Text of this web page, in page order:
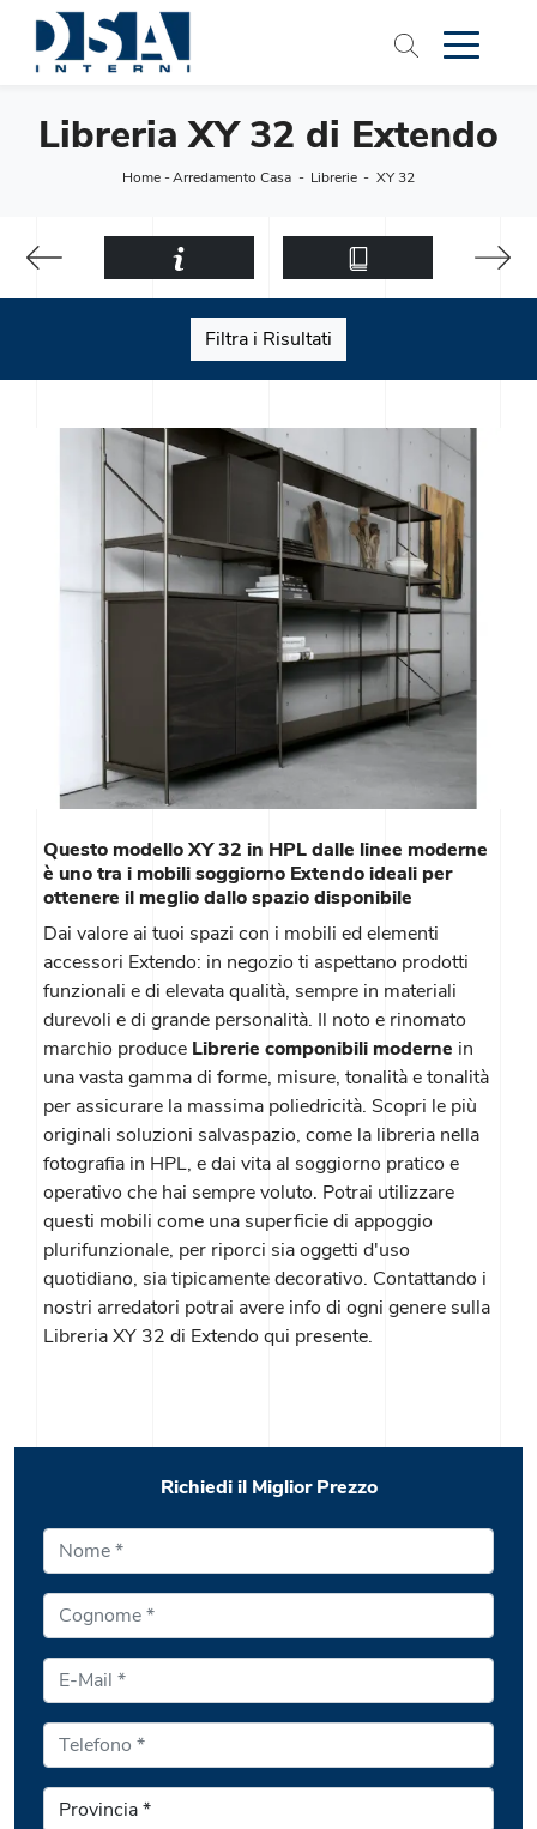
Libreria XY 32 di Extendo
Home-Arredamento Casa - Librerie - XY 32
Filtra i Risultati
Questo modello XY 32 in HPL dalle linee moderne
è uno tra i mobili soggiorno Extendo ideali per
ottenere il meglio dallo spazio disponibile
Dai valore ai tuoi spazi con i mobili ed elementi
accessori Extendo: in negozio ti aspettano prodotti
funzionali e di elevata qualità, sempre in materiali
durevoli e di grande personalità. Il noto e rinomato
marchio produce Librerie componibili moderne in
una vasta gamma di forme, misure, tonalità e tonalità
per assicurare la massima poliedricità. Scopri le più
originali soluzioni salvaspazio, come la libreria nella
fotografia in HPL, e dai vita al soggiorno pratico e
operativo che hai sempre voluto. Potrai utilizzare
questi mobili come una superficie di appoggio
plurifunzionale, per riporci sia oggetti d'uso
quotidiano, sia tipicamente decorativo. Contattando i
nostri arredatori potrai avere info di ogni genere sulla
Libreria XY 32 di Extendo qui presente.
Richiedi il Miglior Prezzo